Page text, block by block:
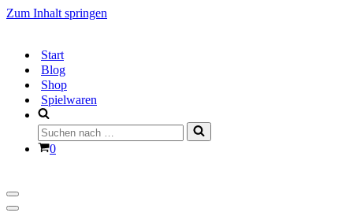
Zum Inhalt springen
Start
Blog
Shop
Spielwaren
Suchen
nach …
Warenkorb
0
Navigationsmenü
Navigationsmenü